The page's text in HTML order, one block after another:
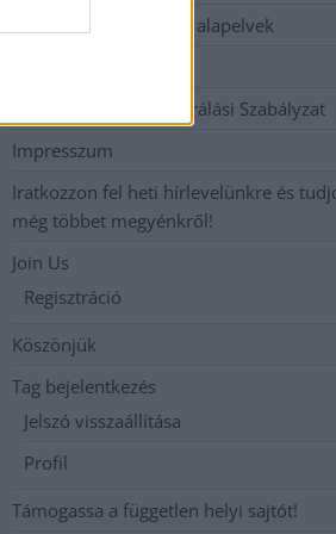
Etikai és függetlenségi alapelvek
Hozzászólási és Moderálási Szabályzat
Impresszum
Iratkozzon fel heti hírlevelünkre és
még többet megyénkről!
Join Us
Regisztráció
Köszönjük
Tag bejelentkezés
Jelszó visszaállítása
Profil
Támogassa a független helyi sajtót!